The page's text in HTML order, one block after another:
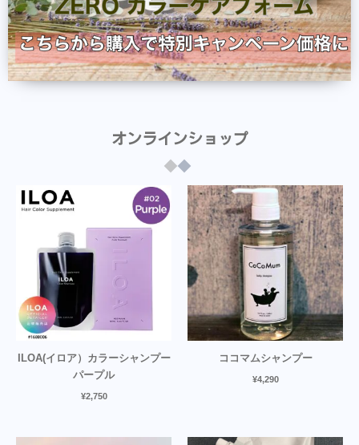
オンラインショップ
ILOA(イロア）カラーシャンプー
パープル
¥2,750
ココマムシャンプー
¥4,290